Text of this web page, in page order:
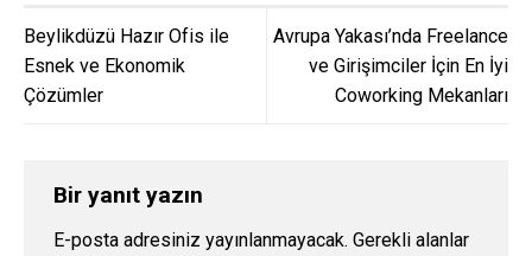
Beylikdüzü Hazır Ofis ile
Esnek ve Ekonomik
Çözümler
Avrupa Yakası’nda Freelance
ve Girişimciler İçin En İyi
Coworking Mekanları
Bir yanıt yazın
E-posta adresiniz yayınlanmayacak. Gerekli alanlar